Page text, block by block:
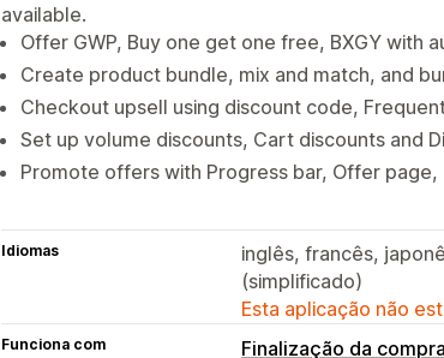
available.
Offer GWP, Buy one get one free, BXGY with
Create product bundle, mix and match, and
Checkout upsell using discount code,
Set up volume discounts, Cart discounts and
Promote offers with Progress bar, Offer
Idiomas
inglês, francês,
(simplificado)
Esta aplicação não
Funciona com Finalização da compra